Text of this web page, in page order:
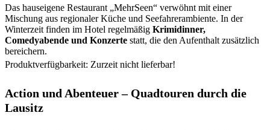
Das hauseigene Restaurant „MehrSeen“ verwöhnt mit einer
Mischung aus regionaler Küche und Seefahrerambiente. In der
Winterzeit finden im Hotel regelmäßig Krimidinner,
Comedyabende und Konzerte statt, die den Aufenthalt zusätzlich
bereichern.
Produktverfügbarkeit: Zurzeit nicht lieferbar!
Action und Abenteuer – Quadtouren durch die
Lausitz